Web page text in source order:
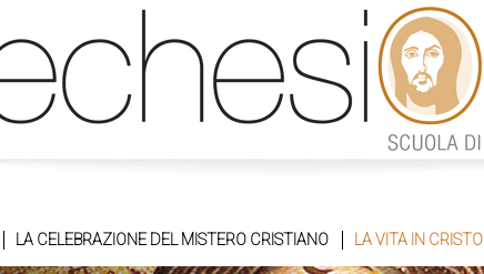
LA CELEBRAZIONE DEL MISTERO CRISTIANO LA VITA IN CRISTO